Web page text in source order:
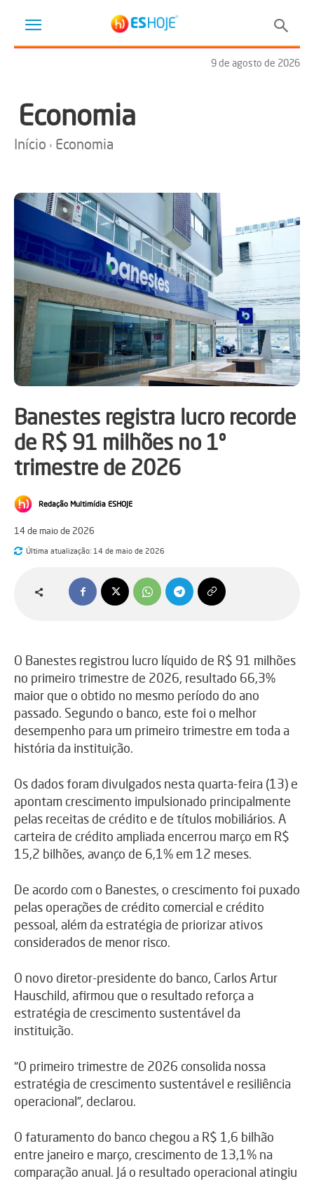
9 de agosto de 2026
Economia
Início Economia
Banestes registra lucro recorde
de R$ 91 milhões no 1º
trimestre de 2026
Redação Multimídia ESHOJE
14 de maio de 2026
Última atualização: 14 de maio de 2026
O Banestes registrou lucro líquido de R$ 91 milhões
no primeiro trimestre de 2026, resultado 66,3%
maior que o obtido no mesmo período do ano
passado. Segundo o banco, este foi o melhor
desempenho para um primeiro trimestre em toda a
história da instituição.
Os dados foram divulgados nesta quarta-feira (13) e
apontam crescimento impulsionado principalmente
pelas receitas de crédito e de títulos mobiliários. A
carteira de crédito ampliada encerrou março em R$
15,2 bilhões, avanço de 6,1% em 12 meses.
De acordo com o Banestes, o crescimento foi puxado
pelas operações de crédito comercial e crédito
pessoal, além da estratégia de priorizar ativos
considerados de menor risco.
O novo diretor-presidente do banco, Carlos Artur
Hauschild, afirmou que o resultado reforça a
estratégia de crescimento sustentável da
instituição.
“O primeiro trimestre de 2026 consolida nossa
estratégia de crescimento sustentável e resiliência
operacional”, declarou.
O faturamento do banco chegou a R$ 1,6 bilhão
entre janeiro e março, crescimento de 13,1% na
comparação anual. Já o resultado operacional atingiu